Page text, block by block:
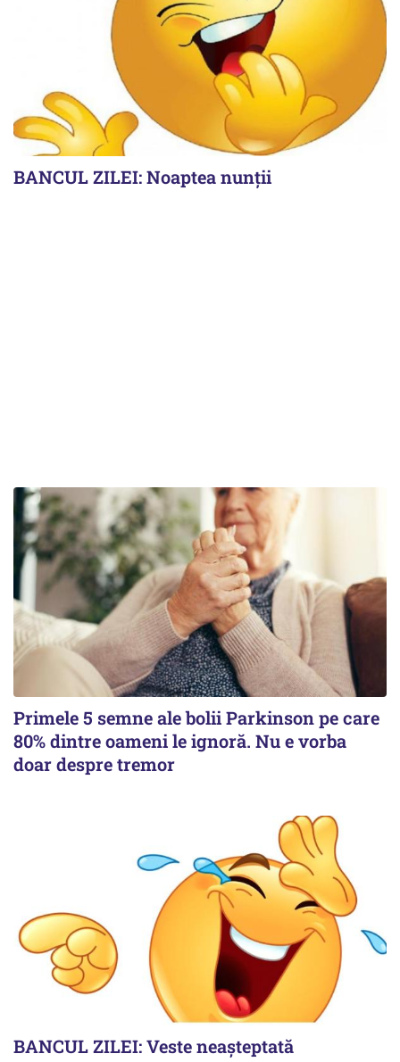
BANCUL ZILEI: Noaptea nunții
Primele 5 semne ale bolii Parkinson pe care
80% dintre oameni le ignoră. Nu e vorba
doar despre tremor
BANCUL ZILEI: Veste neașteptată